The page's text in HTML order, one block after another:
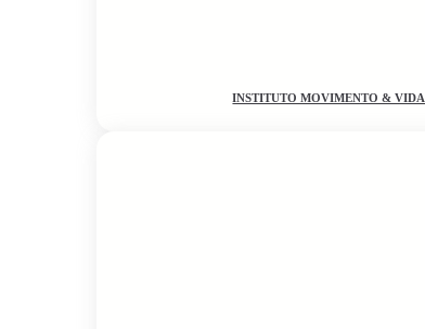
INSTITUTO MOVIMENTO & VIDA